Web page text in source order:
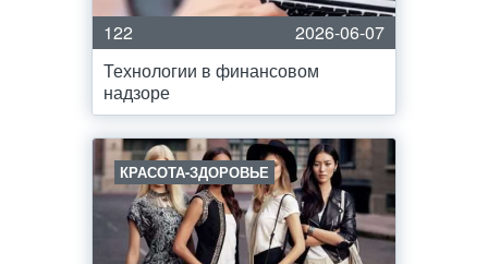
122
2026-06-07
Технологии в финансовом
надзоре
КРАСОТА-ЗДОРОВЬЕ